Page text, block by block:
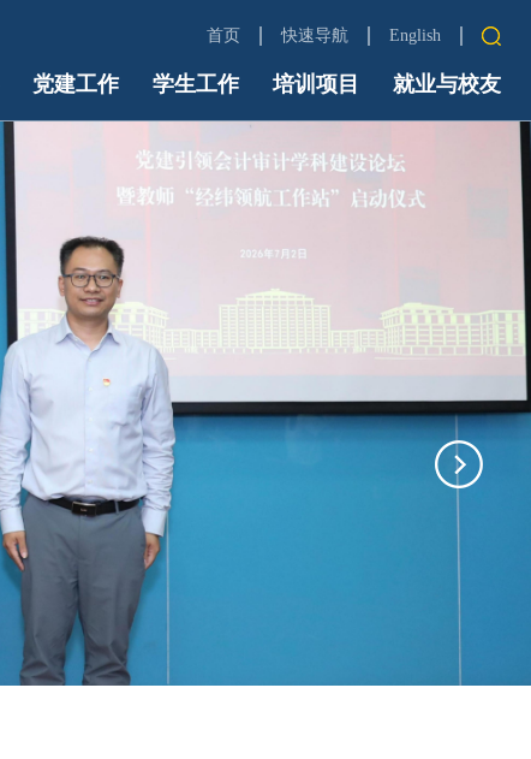
首页 快速导航
中财首页
信息门户
Email
English
党建工作 学生工作 培训项目 就业与校友